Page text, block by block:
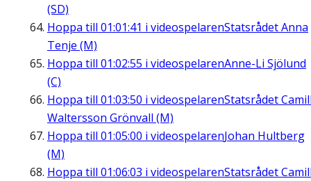
(SD)
Hoppa till 01:01:41 i videospelarenStatsrådet Anna
Tenje (M)
Hoppa till 01:02:55 i videospelarenAnne-Li Sjölund
(C)
Hoppa till 01:03:50 i videospelarenStatsrådet
Waltersson Grönvall (M)
Hoppa till 01:05:00 i videospelarenJohan Hultberg
(M)
Hoppa till 01:06:03 i videospelarenStatsrådet